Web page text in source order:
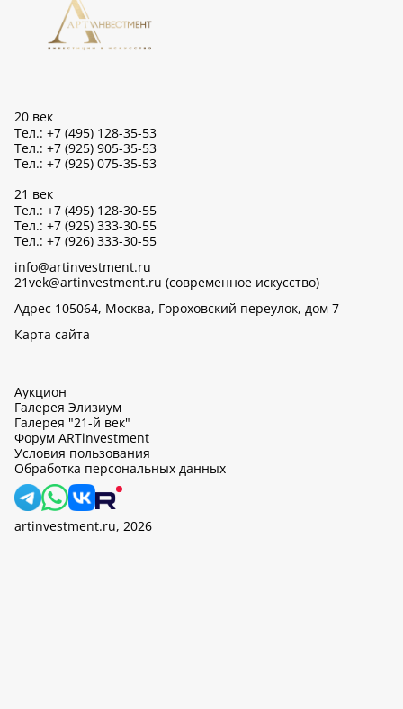
20 век
Тел.: +7 (495) 128-35-53
Тел.: +7 (925) 905-35-53
Тел.: +7 (925) 075-35-53
21 век
Тел.: +7 (495) 128-30-55
Тел.: +7 (925) 333-30-55
Тел.: +7 (926) 333-30-55
info@artinvestment.ru
21vek@artinvestment.ru (современное искусство)
Адрес 105064, Москва, Гороховский переулок, дом 7
Карта сайта
Аукцион
Галерея Элизиум
Галерея "21-й век"
Форум ARTinvestment
Условия пользования
Обработка персональных данных
artinvestment.ru, 2026